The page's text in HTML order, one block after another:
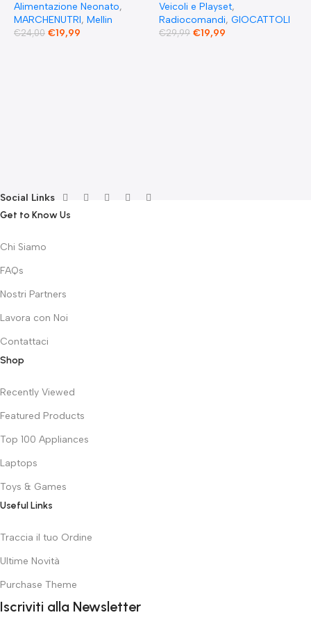
Alimentazione Neonato,
MARCHENUTRI, Mellin
€24,00 €19,99
Veicoli e Playset,
Radiocomandi, GIOCATTOLI
€29,99 €19,99
Social Links
Get to Know Us
Chi Siamo
FAQs
Nostri Partners
Lavora con Noi
Contattaci
Shop
Recently Viewed
Featured Products
Top 100 Appliances
Laptops
Toys & Games
Useful Links
Traccia il tuo Ordine
Ultime Novità
Purchase Theme
Iscriviti alla Newsletter